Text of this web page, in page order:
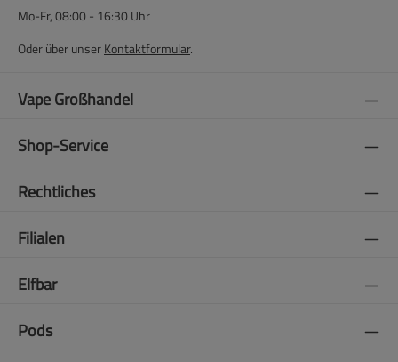
Mo-Fr, 08:00 - 16:30 Uhr
Oder über unserKontaktformular.
Vape Großhandel
Shop-Service
Rechtliches
Filialen
Elfbar
Pods